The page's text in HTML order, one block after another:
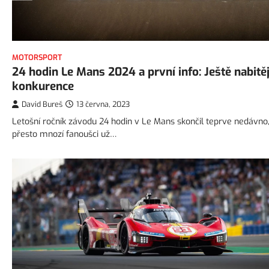
MOTORSPORT
24 hodin Le Mans 2024 a první info: Ještě
konkurence
David Bureš 13 června, 2023
Letošní ročník závodu 24 hodin v Le Mans skončil teprve nedávno,
přesto mnozí fanoušci už…